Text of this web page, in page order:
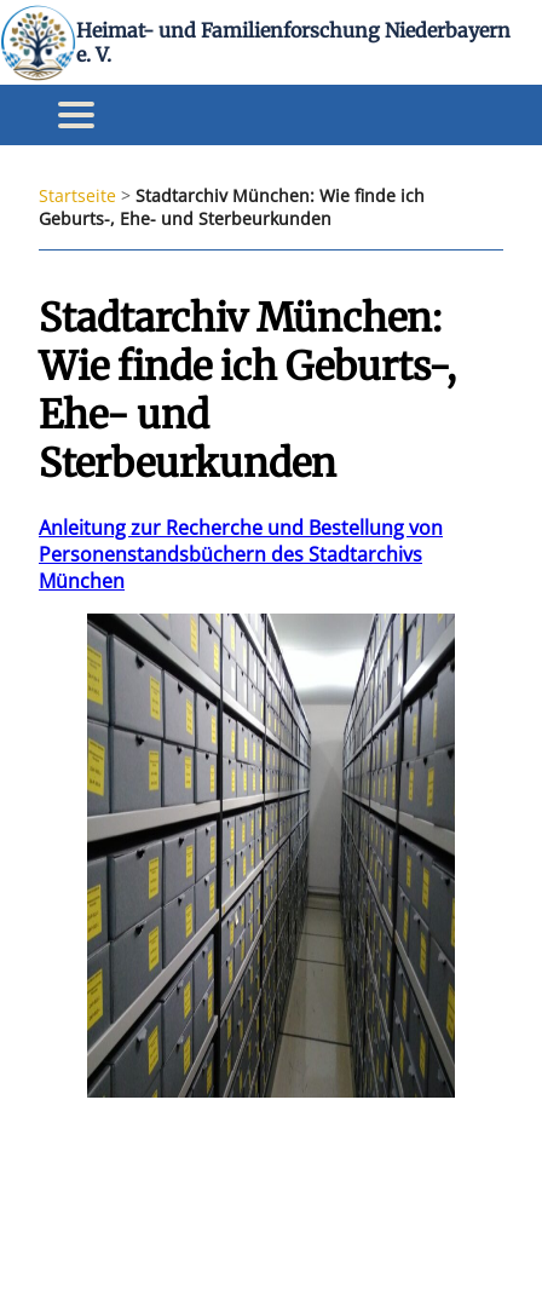
Heimat- und Familienforschung Niederbayern
e. V.
Startseite > Stadtarchiv München: Wie finde ich
Geburts-, Ehe- und Sterbeurkunden
Stadtarchiv München:
Wie finde ich Geburts-,
Ehe- und
Sterbeurkunden
Anleitung zur Recherche und Bestellung von
Personenstandsbüchern des Stadtarchivs
München